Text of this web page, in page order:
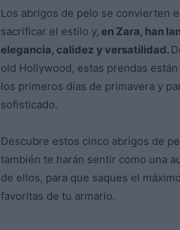
Los abrigos de pelo se convierten
sacrificar el estilo y, en Zara, han
elegancia, calidez y versatilidad.
old Hollywood, estas prendas
los primeros días de primavera y
sofisticado.
Descubre estos cinco abrigos de
también te harán sentir como una
de ellos, para que saques el
favoritas de tu armario.